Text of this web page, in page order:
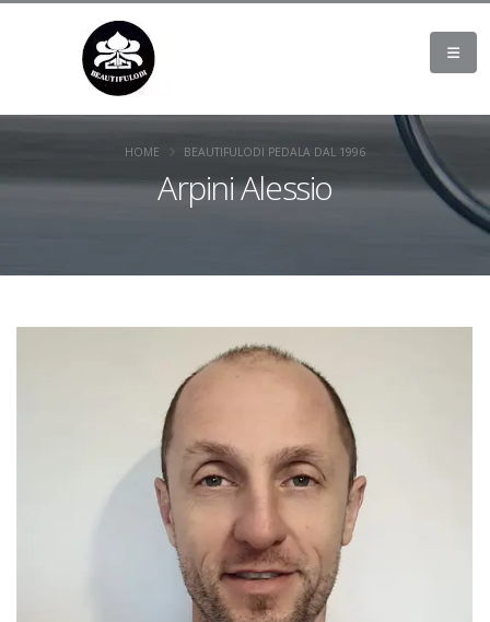
Arpini Alessio
HOME BEAUTIFULODI PEDALA DAL 1996